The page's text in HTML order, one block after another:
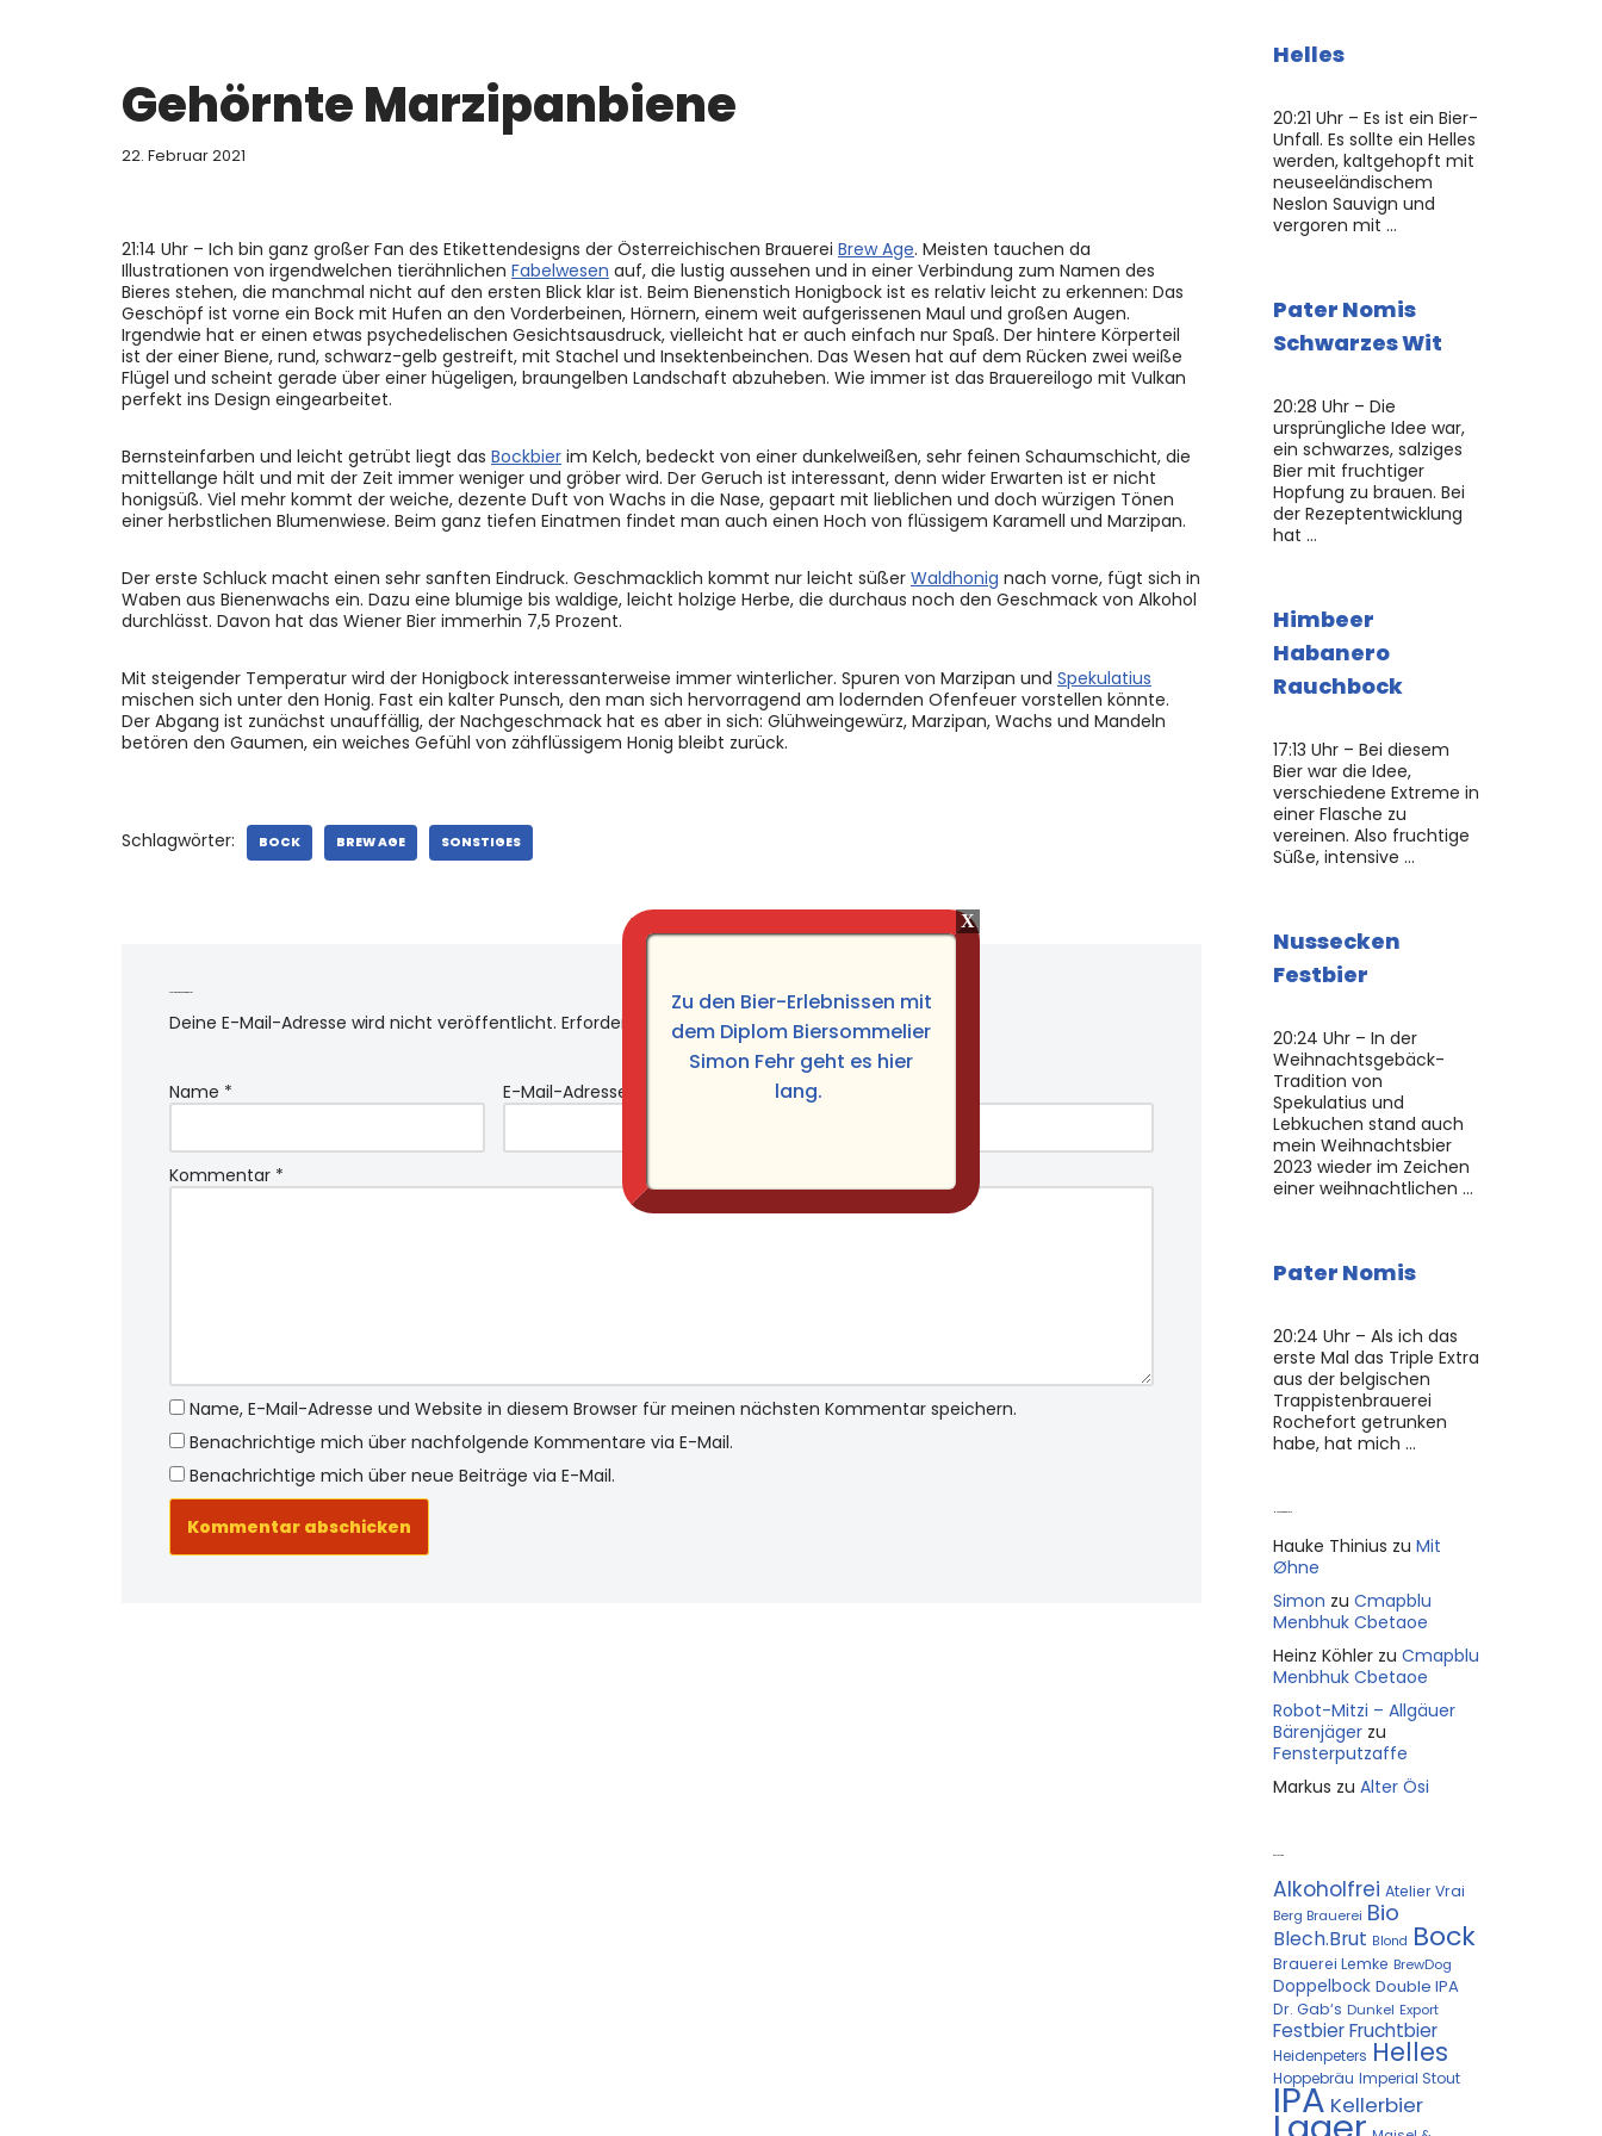
Gehörnte Marzipanbiene
22. Februar 2021
21:14 Uhr – Ich bin ganz großer Fan des Etikettendesigns der Österreichischen Brauerei BrewAge. Meisten tauchen da
Illustrationen von irgendwelchen tierähnlichen Fabelwesen auf, die lustig aussehen und in einer Verbindung zum Namen des
Bieres stehen, die manchmal nicht auf den ersten Blick klar ist. Beim Bienenstich Honigbock ist es relativ leicht zu erkennen: Das
Geschöpf ist vorne ein Bock mit Hufen an den Vorderbeinen, Hörnern, einem weit aufgerissenen Maul und großen Augen.
Irgendwie hat er einen etwas psychedelischen Gesichtsausdruck, vielleicht hat er auch einfach nur Spaß. Der hintere Körperteil
ist der einer Biene, rund, schwarz-gelb gestreift, mit Stachel und Insektenbeinchen. Das Wesen hat auf dem Rücken zwei weiße
Flügel und scheint gerade über einer hügeligen, braungelben Landschaft abzuheben. Wie immer ist das Brauereilogo mit Vulkan
perfekt ins Design eingearbeitet.
Bernsteinfarben und leicht getrübt liegt das Bockbier im Kelch, bedeckt von einer dunkelweißen, sehr feinen Schaumschicht, die
mittellange hält und mit der Zeit immer weniger und gröber wird. Der Geruch ist interessant, denn wider Erwarten ist er nicht
honigsüß. Viel mehr kommt der weiche, dezente Duft von Wachs in die Nase, gepaart mit lieblichen und doch würzigen Tönen
einer herbstlichen Blumenwiese. Beim ganz tiefen Einatmen findet man auch einen Hoch von flüssigem Karamell und Marzipan.
Der erste Schluck macht einen sehr sanften Eindruck. Geschmacklich kommt nur leicht süßer Waldhonig nach vorne, fügt sich in
Waben aus Bienenwachs ein. Dazu eine blumige bis waldige, leicht holzige Herbe, die durchaus noch den Geschmack von Alkohol
durchlässt. Davon hat das Wiener Bier immerhin 7,5 Prozent.
Mit steigender Temperatur wird der Honigbock interessanterweise immer winterlicher. Spuren von Marzipan und Spekulatius
mischen sich unter den Honig. Fast ein kalter Punsch, den man sich hervorragend am lodernden Ofenfeuer vorstellen könnte.
Der Abgang ist zunächst unauffällig, der Nachgeschmack hat es aber in sich: Glühweingewürz, Marzipan, Wachs und Mandeln
betören den Gaumen, ein weiches Gefühl von zähflüssigem Honig bleibt zurück.
Schlagwörter: BOCK BREW AGE SONSTIGES
Deine E-Mail-Adresse wird nicht veröffentlicht. Erforderliche Felder sind mit*markiert
Name * E-Mail-Adresse
Kommentar *
Name, E-Mail-Adresse und Website in diesem Browser für meinen nächsten Kommentar speichern.
Benachrichtige mich über nachfolgende Kommentare via E-Mail.
Benachrichtige mich über neue Beiträge via E-Mail.
Helles
20:21 Uhr – Es ist ein Bier-
Unfall. Es sollte ein Helles
werden, kaltgehopft mit
neuseeländischem
Neslon Sauvign und
vergoren mit …
Pater Nomis
Schwarzes Wit
20:28 Uhr – Die
ursprüngliche Idee war,
ein schwarzes, salziges
Bier mit fruchtiger
Hopfung zu brauen. Bei
der Rezeptentwicklung
hat …
Himbeer
Habanero
Rauchbock
17:13 Uhr – Bei diesem
Bier war die Idee,
verschiedene Extreme in
einer Flasche zu
vereinen. Also fruchtige
Süße, intensive …
Nussecken
Festbier
20:24 Uhr – In der
Weihnachtsgebäck-
Tradition von
Spekulatius und
Lebkuchen stand auch
mein Weihnachtsbier
2023 wieder im Zeichen
einer weihnachtlichen …
Pater Nomis
20:24 Uhr – Als ich das
erste Mal das Triple Extra
aus der belgischen
Trappistenbrauerei
Rochefort getrunken
habe, hat mich …
Hauke Thinius zu Mit
Øhne
Simon zu Cmapblu
Menbhuk Cbetaoe
Heinz Köhler zu Cmapblu
Menbhuk Cbetaoe
Robot-Mitzi – Allgäuer
Bärenjäger zu
Fensterputzaffe
Markus zu Alter Ösi
Alkoholfrei Atelier Vrai
Berg Brauerei Bio
Blech.Brut Blond Bock
Brauerei Lemke BrewDog
Doppelbock Double IPA
Dr. Gab‘s Dunkel Export
FestbierFruchtbier
Heidenpeters Helles
Hoppebräu Imperial Stout
IPA Kellerbier
Zu den Bier-Erlebnissen mit
dem Diplom Biersommelier
Simon Fehr geht es hier
lang.